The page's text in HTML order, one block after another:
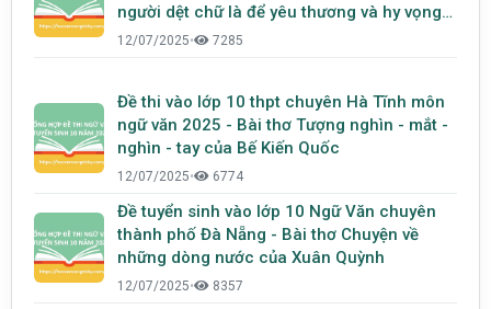
người dệt chữ là để yêu thương và hy vọng
gieo mầm trên những trang thơ
12/07/2025• 7285
Đề thi vào lớp 10 thpt chuyên Hà Tĩnh môn
ngữ văn 2025 - Bài thơ Tượng nghìn - mắt -
nghìn - tay của Bế Kiến Quốc
12/07/2025• 6774
Đề tuyển sinh vào lớp 10 Ngữ Văn chuyên
thành phố Đà Nẵng - Bài thơ Chuyện về
những dòng nước của Xuân Quỳnh
12/07/2025• 8357